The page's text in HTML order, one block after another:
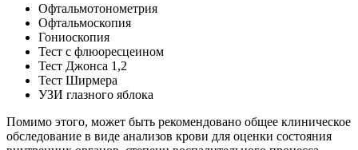
Офтальмотонометрия
Офтальмоскопия
Гониоскопия
Тест с флюоресцеином
Тест Джонса 1,2
Тест Ширмера
УЗИ глазного яблока
Помимо этого, может быть рекомендовано общее клиническое
обследование в виде анализов крови для оценки состояния